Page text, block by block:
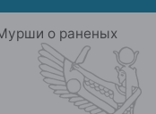
о раненых